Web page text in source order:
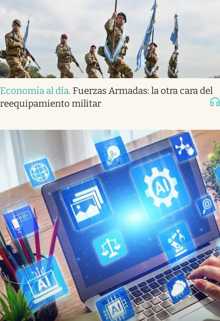
Economía al día. Fuerzas Armadas: la otra cara del
reequipamiento militar